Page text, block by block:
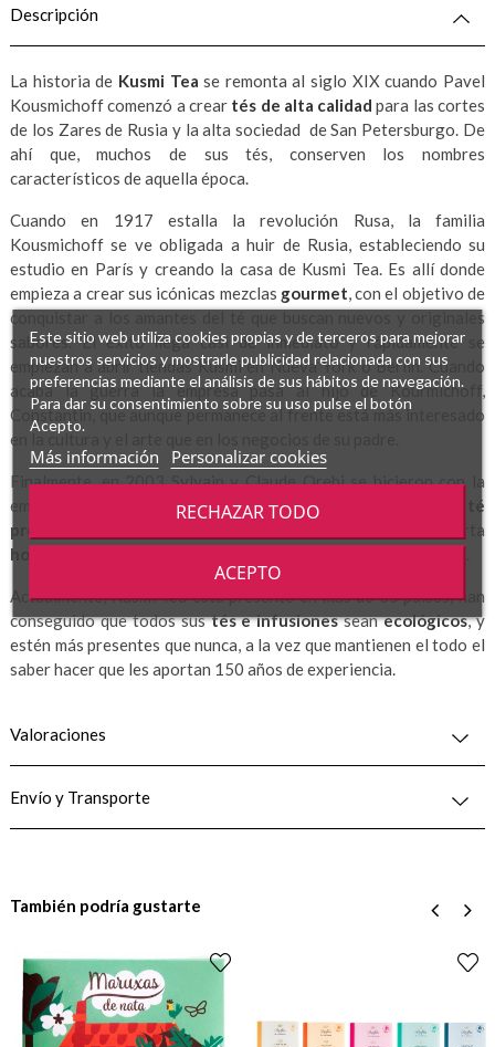
Descripción
La historia de Kusmi Tea se remonta al siglo XIX cuando Pavel
Kousmichoff comenzó a crear tés de alta calidad para las cortes
de los Zares de Rusia y la alta sociedad de San Petersburgo. De
ahí que, muchos de sus tés, conserven los nombres
característicos de aquella época.
Cuando en 1917 estalla la revolución Rusa, la familia
Kousmichoff se ve obligada a huir de Rusia, estableciendo su
estudio en París y creando la casa de Kusmi Tea. Es allí donde
empieza a crear sus icónicas mezclas gourmet, con el objetivo de
conquistar a los amantes del té que buscan nuevos y originales
sabores. El éxito llega casi de inmediato y rápidamente se
empiezan a abrir tiendas Kusmi en Nueva York o Berlín. Cuando
acaba la guerra la empresa pasa al hijo de Kourmichoff,
Constantin, que aunque permanece al frente está más interesado
en la cultura y el arte que en los negocios de su padre.
Finalmente, en 2003 Sylvain y Claude Orebi se hicieron con la
empresa, consiguiendo posicionarla como la gran marca de
té
premium
, en la que se ha convertido. Para ello Kusmi Tea importa
hojas de té enteras
de alta calidad de países de todo el mundo.
Actualmente, Kusmi Tea está presente en más de 35 países, han
conseguido que todos sustés e infusionesseanecológicos, y
estén más presentes que nunca, a la vez que mantienen el todo el
saber hacer que les aportan 150 años de experiencia.
Valoraciones
Envío y Transporte
También podría gustarte
›
Este sitio web utiliza cookies propias y de terceros para mejorar
nuestros servicios y mostrarle publicidad relacionada con sus
preferencias mediante el análisis de sus hábitos de navegación.
Para dar su consentimiento sobre su uso pulse el botón
Acepto.
Más información Personalizar cookies
RECHAZAR TODO
ACEPTO